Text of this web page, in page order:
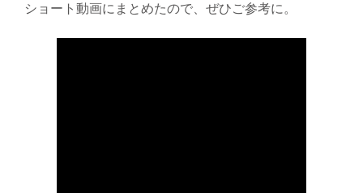
ショート動画にまとめたので、ぜひご参考に。